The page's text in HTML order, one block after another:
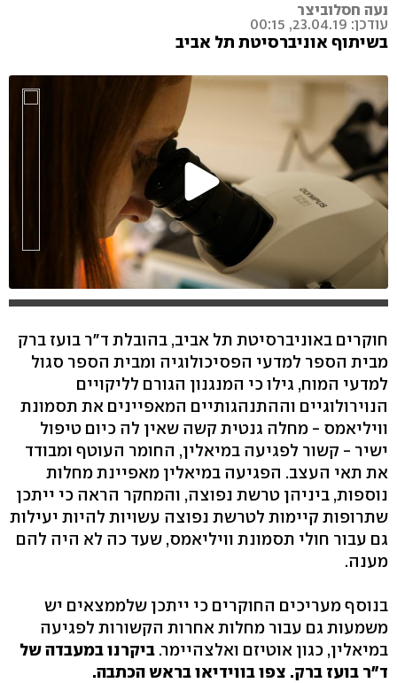
נעה חסלוביצר
עודכן: 23.04.19, 00:15
בשיתוף אוניברסיטת תל אביב
חוקרים באוניברסיטת תל אביב, בהובלת ד"ר בועז ברק
מבית הספר למדעי הפסיכולוגיה ומבית הספר סגול
למדעי המוח, גילו כי המנגנון הגורם לליקויים
הנוירולוגיים וההתנהגותיים המאפיינים את תסמונת
וויליאמס - מחלה גנטית קשה שאין לה כיום טיפול
ישיר - קשור לפגיעה במיאלין, החומר העוטף ומבודד
את תאי העצב. הפגיעה במיאלין מאפיינת מחלות
נוספות, ביניהן טרשת נפוצה, והמחקר הראה כי ייתכן
שתרופות קיימות לטרשת נפוצה עשויות להיות יעילות
גם עבור חולי תסמונת וויליאמס, שעד כה לא היה להם
מענה.
בנוסף מעריכים החוקרים כי ייתכן שלממצאים יש
משמעות גם עבור מחלות אחרות הקשורות לפגיעה
במיאלין, כגון אוטיזם ואלצהיימר. ביקרנו במעבדה של
ד"ר בועז ברק. צפו בווידיאו בראש הכתבה.